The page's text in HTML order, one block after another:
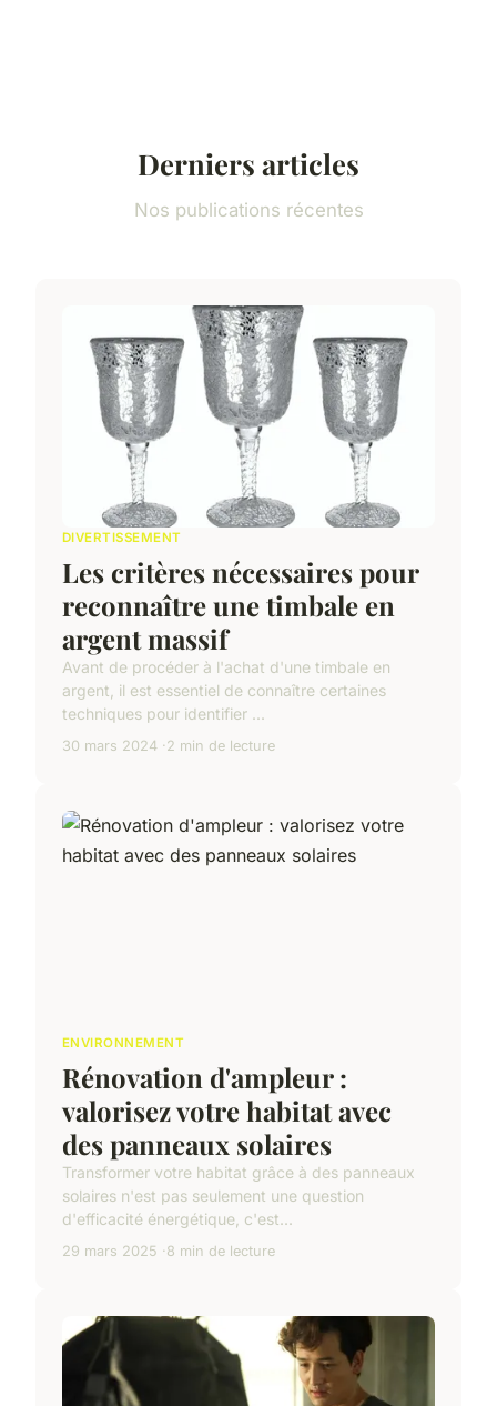
Derniers articles
Nos publications récentes
DIVERTISSEMENT
Les critères nécessaires pour
reconnaître une timbale en
argent massif
Avant de procéder à l'achat d'une timbale en
argent, il est essentiel de connaître certaines
techniques pour identifier ...
30 mars 2024 2 min de lecture
ENVIRONNEMENT
Rénovation d'ampleur :
valorisez votre habitat avec
des panneaux solaires
Transformer votre habitat grâce à des panneaux
solaires n'est pas seulement une question
d'efficacité énergétique, c'est...
29 mars 2025 8 min de lecture